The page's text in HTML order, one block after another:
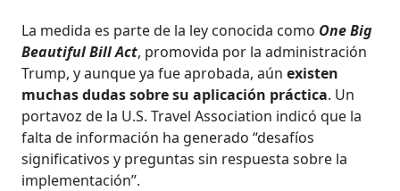
La medida es parte de la ley conocida como One Big
Beautiful Bill Act, promovida por la administración
Trump, y aunque ya fue aprobada, aúnexisten
muchas dudas sobre su aplicación práctica. Un
portavoz de la U.S. Travel Association indicó que la
falta de información ha generado “desafíos
significativos y preguntas sin respuesta sobre la
implementación”.